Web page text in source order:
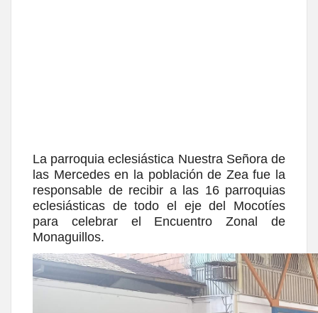
La parroquia eclesiástica Nuestra Señora de
las Mercedes en la población de Zea fue la
responsable de recibir a las 16 parroquias
eclesiásticas de todo el eje del Mocotíes
para celebrar el Encuentro Zonal de
Monaguillos.